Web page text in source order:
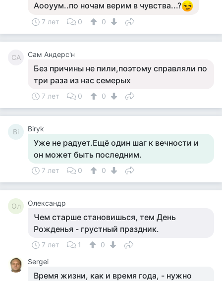
Аооуум..по ночам верим в чувства...?
7 лет 0 0
СА Сам Андерс'н
Без причины не пили,поэтому справляли по
три раза из нас семерых
7 лет 0 0
Bi Biryk
Уже не радует.Ещё один шаг к вечности и
он может быть последним.
7 лет 0 0
Ол Олександр
Чем старше становишься, тем День
Рожденья - грустный праздник.
7 лет 1
0
Sergei
Время жизни, как и время года, - нужно